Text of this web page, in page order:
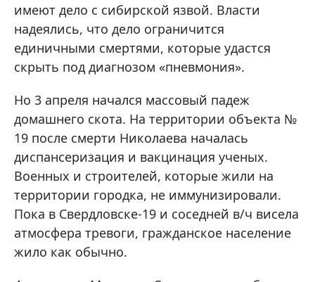
имеют дело с сибирской язвой. Власти
надеялись, что дело ограничится
единичными смертями, которые удастся
скрыть под диагнозом «пневмония».
Но 3 апреля начался массовый падеж
домашнего скота. На территории объекта №
19 после смерти Николаева началась
диспансеризация и вакцинация ученых.
Военных и строителей, которые жили на
территории городка, не иммунизировали.
Пока в Свердловске-19 и соседней в/ч висела
атмосфера тревоги, гражданское население
жило как обычно.